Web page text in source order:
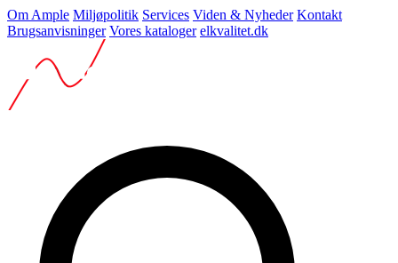
Om Ample Miljøpolitik Services Viden & Nyheder Kontakt
Brugsanvisninger Vores kataloger elkvalitet.dk